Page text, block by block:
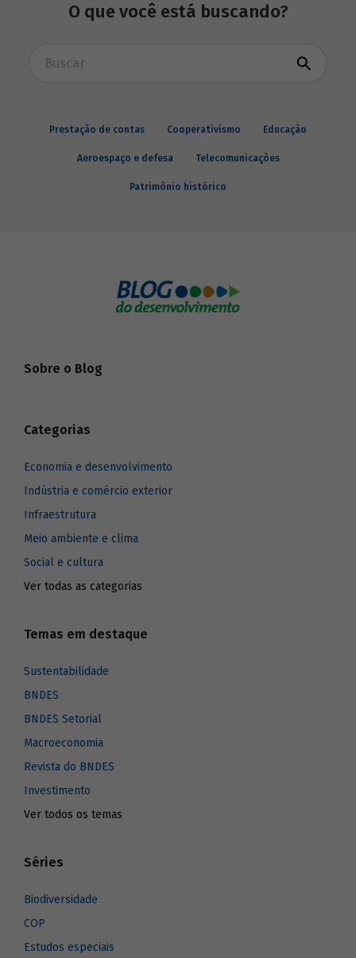
O que você está buscando?
Prestação de contas Cooperativismo Educação
Aeroespaço e defesa Telecomunicações
Patrimônio histórico
Sobre o Blog
Categorias
Economia e desenvolvimento
Indústria e comércio exterior
Infraestrutura
Meio ambiente e clima
Social e cultura
Ver todas as categorias
Temas em destaque
Sustentabilidade
BNDES
BNDES Setorial
Macroeconomia
Revista do BNDES
Investimento
Ver todos os temas
Séries
Biodiversidade
COP
Estudos especiais